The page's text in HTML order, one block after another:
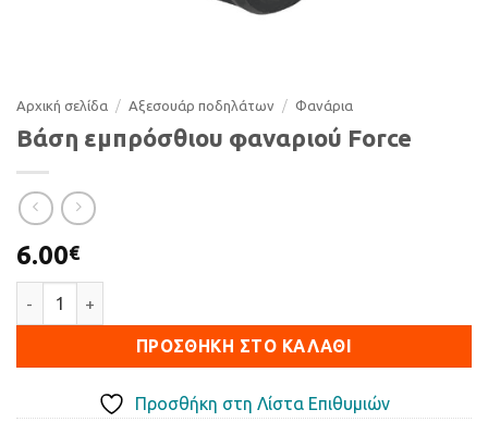
Αρχική σελίδα / Αξεσουάρ ποδηλάτων / Φανάρια
Βάση εμπρόσθιου φαναριού Force
6.00€
ΠΡΟΣΘΉΚΗ ΣΤΟ ΚΑΛΆΘΙ
Προσθήκη στη Λίστα Επιθυμιών